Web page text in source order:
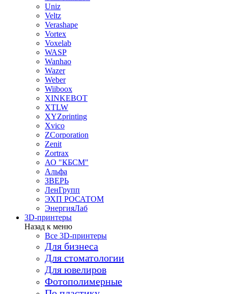
Uniz
Veltz
Verashape
Vortex
Voxelab
WASP
Wanhao
Wazer
Weber
Wiiboox
XINKEBOT
XTLW
XYZprinting
Xvico
ZCorporation
Zenit
Zortrax
АО "КБСМ"
Альфа
ЗВЕРЬ
ЛенГрупп
ЭХП РОСАТОМ
ЭнергияЛаб
3D-принтеры
Назад к меню
Все 3D-принтеры
Для бизнеса
Для стоматологии
Для ювелиров
Фотополимерные